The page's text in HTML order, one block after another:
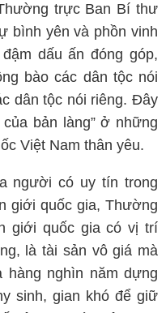
trực Ban Bí thư
bình yên và phồn vinh
dấu ấn đóng góp,
bào các dân tộc nói
dân tộc nói riêng. Đây
bản làng” ở những
Việt Nam thân yêu.
người có uy tín trong
giới quốc gia, Thường
giới quốc gia có vị trí
là tài sản vô giá mà
nghìn năm dựng
sinh, gian khó để giữ